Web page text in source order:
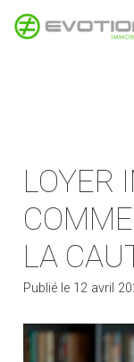
LOYER
LA
Publié le 12 avril